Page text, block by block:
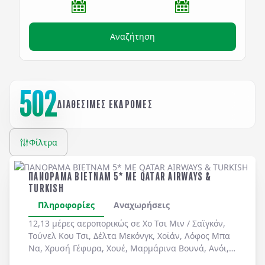
Αναζήτηση
502ΔΙΑΘΕΣΙΜΕΣ ΕΚΔΡΟΜΕΣ
Φίλτρα
ΠΑΝΟΡΑΜΑ ΒΙΕΤΝΑΜ 5* ME QATAR AIRWAYS &
TURKISH
Πληροφορίες
Αναχωρήσεις
12,13 μέρες αεροπορικώς σε Χο Τσι Μιν / Σαϊγκόν,
Τούνελ Κου Τσι, Δέλτα Μεκόνγκ, Χοϊάν, Λόφος Μπα
Να, Χρυσή Γέφυρα, Χουέ, Μαρμάρινα Βουνά, Ανόι,